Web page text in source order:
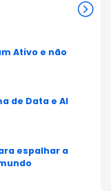
Ativo e não
de Data e AI
espalhar a